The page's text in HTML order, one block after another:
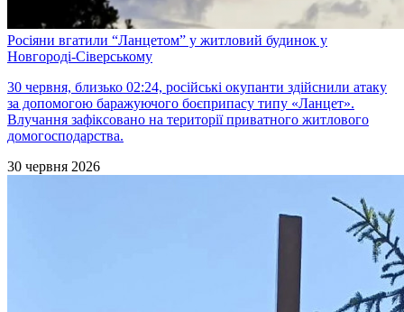
Росіяни вгатили “Ланцетом” у житловий будинок у
Новгороді-Сіверському
30 червня, близько 02:24, російські окупанти здійснили атаку
за допомогою баражуючого боєприпасу типу «Ланцет».
Влучання зафіксовано на території приватного житлового
домогосподарства.
30 червня 2026